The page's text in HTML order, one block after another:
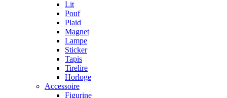
Lit
Pouf
Plaid
Magnet
Lampe
Sticker
Tapis
Tirelire
Horloge
Accessoire
Figurine